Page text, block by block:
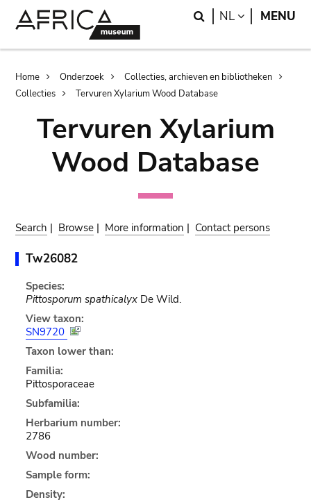
Search
NL LANGUAGE
MENU
Breadcrumb
Home Onderzoek
Collecties, archieven en bibliotheken
Collecties
Tervuren Xylarium Wood Database
Tervuren Xylarium
Wood Database
Search | Browse | More information | Contact persons
Tw26082
Species:
Pittosporum spathicalyxDe Wild.
View taxon:
SN9720
Taxon lower than:
Familia:
Pittosporaceae
Subfamilia:
Herbarium number:
2786
Wood number:
Sample form:
Density: